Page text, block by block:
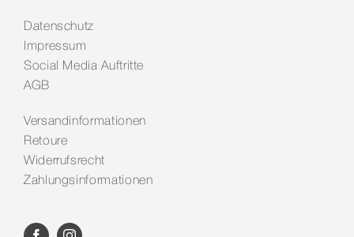
Datenschutz
Impressum
Social Media Auftritte
AGB
Versandinformationen
Retoure
Widerrufsrecht
Zahlungsinformationen